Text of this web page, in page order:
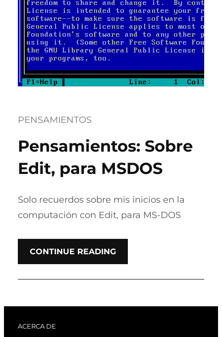
PENSAMIENTOS
Pensamientos: Sobre
Edit, para MSDOS
Solo recuerdos sobre mis inicios en la
computación con Edit, para MS-DOS
CONTINUE READING
ACERCA DE